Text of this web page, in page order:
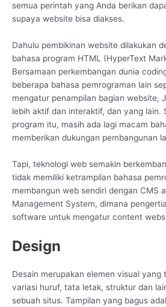
semua perintah yang Anda berikan
supaya website bisa diakses.
Dahulu pembikinan website dilakukan
bahasa program HTML (HyperText
Bersamaan perkembangan dunia
beberapa bahasa pemrograman lain
mengatur penampilan bagian website,
lebih aktif dan interaktif, dan yang lain.
program itu, masih ada lagi macam
memberikan dukungan pembangunan
Tapi, teknologi web semakin
tidak memiliki ketrampilan bahasa
membangun web sendiri dengan CMS
Management System, dimana
software untuk mengatur content
Design
Desain merupakan elemen visual yang
variasi huruf, tata letak, struktur dan
sebuah situs. Tampilan yang bagus